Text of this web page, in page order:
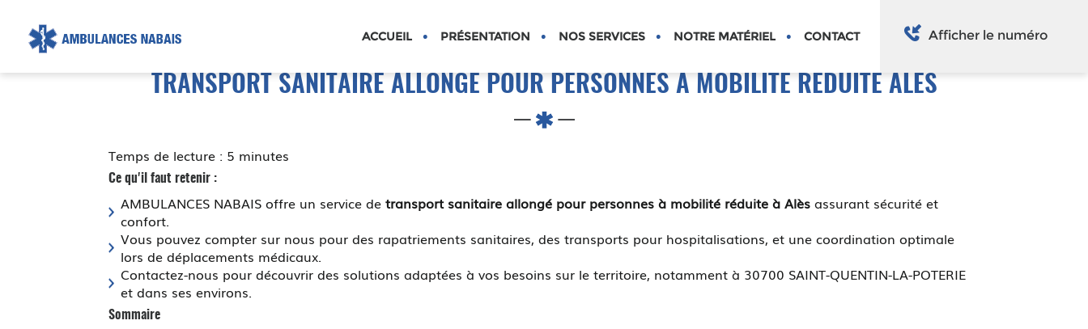
AMBULANCES
NABAIS
ACCUEIL PRÉSENTATION NOS SERVICES NOTRE MATÉRIEL CONTACT Afficher le numéro
TRANSPORT SANITAIRE ALLONGÉ POUR PERSONNES À MOBILITÉ RÉDUITE ALÈS
Temps de lecture : 5 minutes
Ce qu'il faut retenir :
AMBULANCES NABAIS offre un service detransport sanitaire allongé pour personnes à mobilité réduite à Alès assurant sécurité et
confort.
Vous pouvez compter sur nous pour des rapatriements sanitaires, des transports pour hospitalisations, et une coordination optimale
lors de déplacements médicaux.
Contactez-nous pour découvrir des solutions adaptées à vos besoins sur le territoire, notamment à 30700 SAINT-QUENTIN-LA-POTERIE
et dans ses environs.
Sommaire